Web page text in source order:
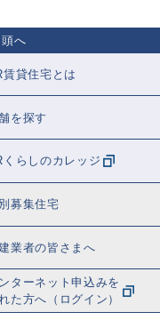
へ
賃貸住宅とは
を探す
くらしのカレッジ
募集住宅
業者の皆さまへ
ターネット申込みを
た方へ（ログイン）